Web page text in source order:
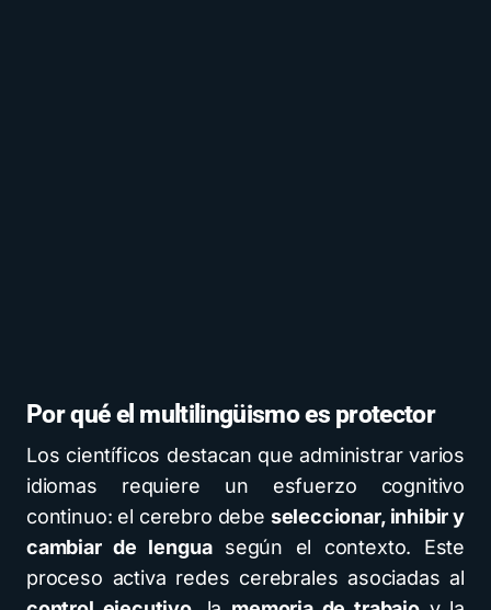
Por qué el multilingüismo es protector
Los científicos destacan que administrar varios
idiomas requiere un esfuerzo cognitivo
continuo: el cerebro debe seleccionar, inhibir y
cambiar de lenguasegún el contexto. Este
proceso activa redes cerebrales asociadas al